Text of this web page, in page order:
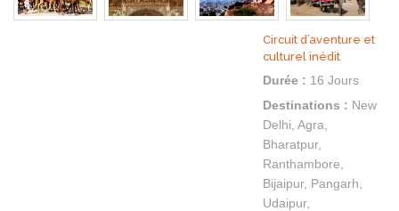
Circuit d’aventure et
culturel inédit
Durée : 16 Jours
Destinations : New
Delhi, Agra,
Bharatpur,
Ranthambore,
Bijaipur, Pangarh,
Udaipur,